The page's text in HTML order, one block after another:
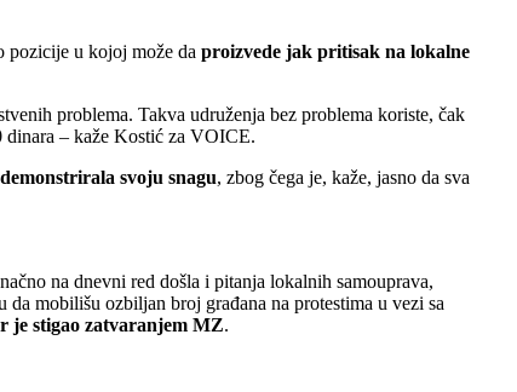
pozicije u kojoj može da proizvede jak pritisak na lokalne
problema. Takva udruženja bez problema koriste, čak
dinara – kaže Kostić za VOICE.
svoju snagu, zbog čega je, kaže, jasno da sva
na dnevni red došla i pitanja lokalnih samouprava,
mobilišu ozbiljan broj građana na protestima u vezi sa
je stigao zatvaranjem MZ.